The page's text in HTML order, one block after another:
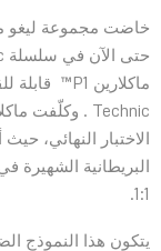
خاضت مجموعة ليغو
الاختبار النهائي،
1:1.